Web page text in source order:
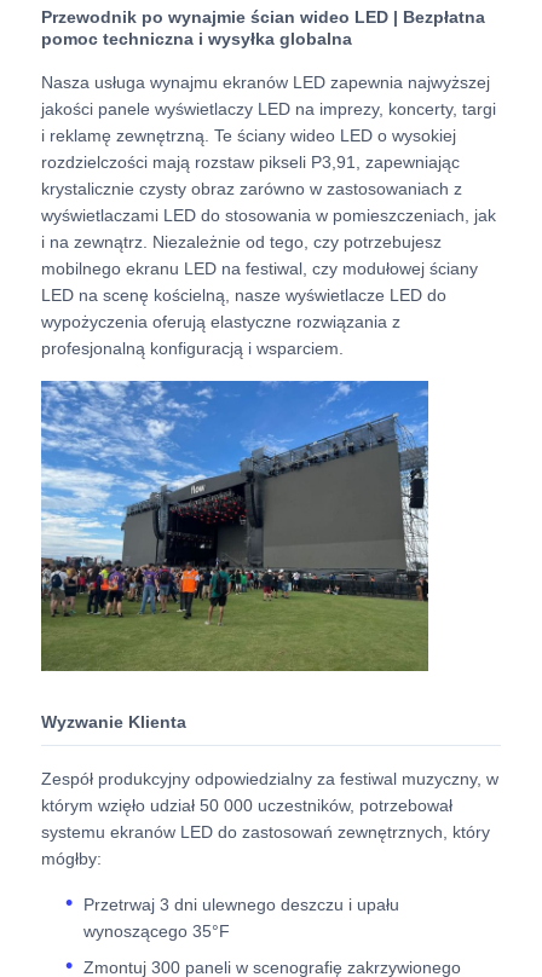
O nas
Wycieczka po fabryce
Kontrola jakości
Skontaktuj się z nami
Nowości
Sprawy
Poproś o wycenę
Wyświetlacz LED do ściany wideo
Ekran wyświetlacza LED
ekran LED na koncerty
Wynajem ekranów LED
Przezroczysty wyświetlacz LED
Przewodnik po wynajmie ścian wideo LED | Bezpłatna
pomoc techniczna i wysyłka globalna
Nasza usługa wynajmu ekranów LED zapewnia najwyższej
jakości panele wyświetlaczy LED na imprezy, koncerty, targi
i reklamę zewnętrzną. Te ściany wideo LED o wysokiej
rozdzielczości mają rozstaw pikseli P3,91, zapewniając
krystalicznie czysty obraz zarówno w zastosowaniach z
wyświetlaczami LED do stosowania w pomieszczeniach, jak
i na zewnątrz. Niezależnie od tego, czy potrzebujesz
mobilnego ekranu LED na festiwal, czy modułowej ściany
LED na scenę kościelną, nasze wyświetlacze LED do
wypożyczenia oferują elastyczne rozwiązania z
profesjonalną konfiguracją i wsparciem.
Wyzwanie Klienta
Zespół produkcyjny odpowiedzialny za festiwal muzyczny, w
którym wzięło udział 50 000 uczestników, potrzebował
systemu ekranów LED do zastosowań zewnętrznych, który
mógłby:
Przetrwaj 3 dni ulewnego deszczu i upału
wynoszącego 35°F
Zmontuj 300 paneli w scenografię zakrzywionego